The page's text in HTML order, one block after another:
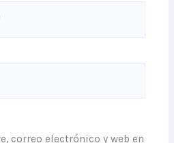
correo electrónico y web en